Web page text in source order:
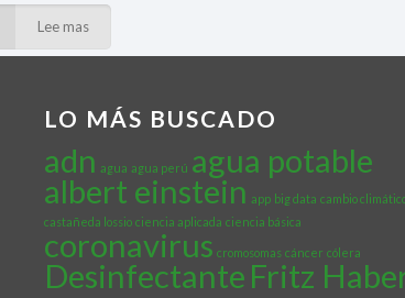
Lee mas
LO MÁS BUSCADO
adn agua agua perú agua potable
albert einstein app big data cambio
castañeda lossio ciencia aplicada ciencia básica
coronavirus cromosomas cáncer cólera
Desinfectante Fritz